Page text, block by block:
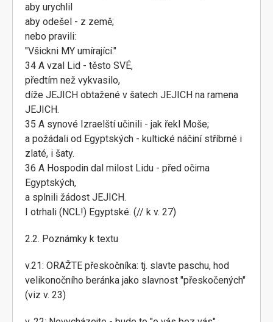
aby urychlil
aby odešel - z země;
nebo pravili:
"Všickni MY umírající."
34 A vzal Lid - těsto SVÉ,
předtím než vykvasilo,
díže JEJICH obtažené v šatech JEJICH na ramena
JEJICH.
35 A synové Izraelští učinili - jak řekl Moše;
a požádali od Egyptských - kultické náčiní stříbrné i
zlaté, i šaty.
36 A Hospodin dal milost Lidu - před očima
Egyptských,
a splnili žádost JEJICH.
I otrhali (NCL!) Egyptské. (// k v. 27)
2.2. Poznámky k textu
v.21: ORAŽTE přeskočníka: tj. slavte paschu, hod
velikonočního beránka jako slavnost "přeskočených"
(viz v. 23)